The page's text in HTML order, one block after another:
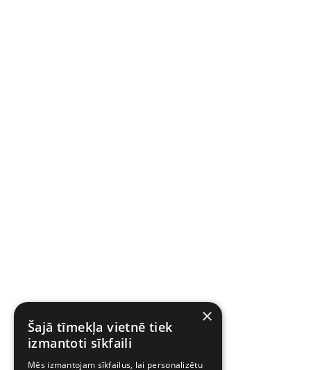
×
Šajā tīmekļa vietnē tiek
izmantoti sīkfaili
Mēs izmantojam sīkfailus, lai personalizētu